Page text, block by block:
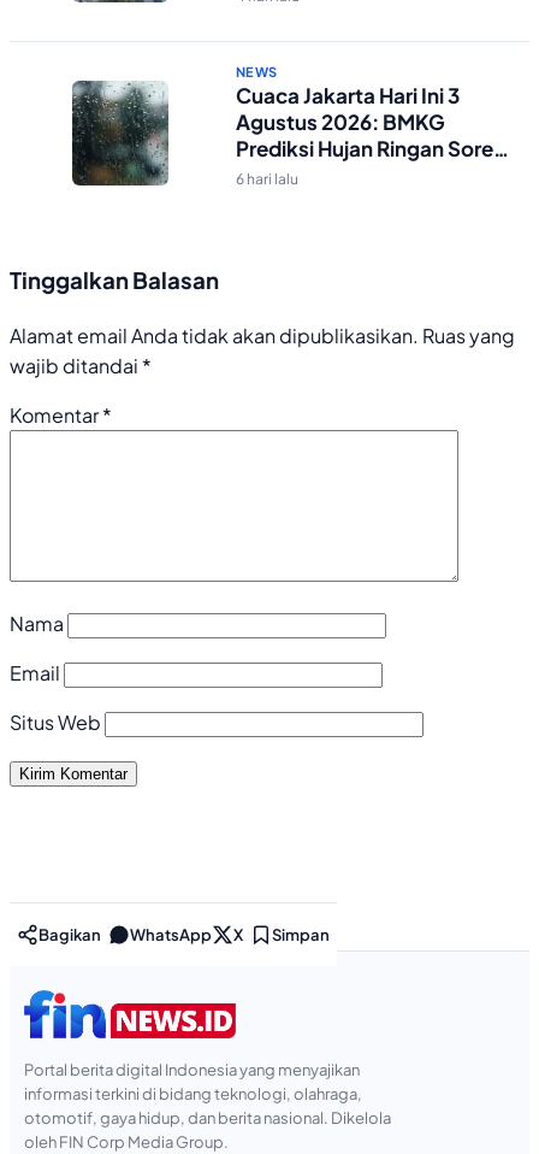
NEWS
Cuaca Jakarta Hari Ini 3
Agustus 2026: BMKG
Prediksi Hujan Ringan Sore-
Malam
6 hari lalu
Tinggalkan Balasan
Alamat email Anda tidak akan dipublikasikan. Ruas yang
wajib ditandai *
Komentar*
Nama
Email
Situs Web
Bagikan WhatsApp X Simpan
Portal berita digital Indonesia yang menyajikan
informasi terkini di bidang teknologi, olahraga,
otomotif, gaya hidup, dan berita nasional. Dikelola
oleh FIN Corp Media Group.